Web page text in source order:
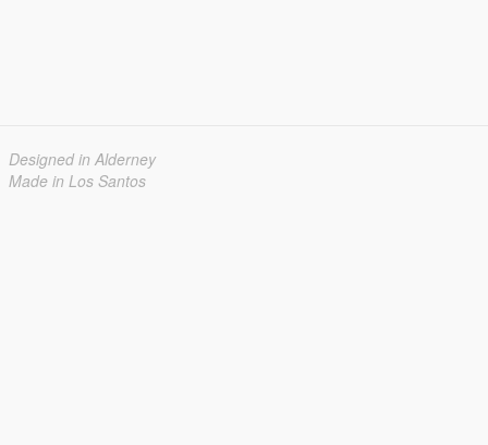
Designed in Alderney
Made in Los Santos